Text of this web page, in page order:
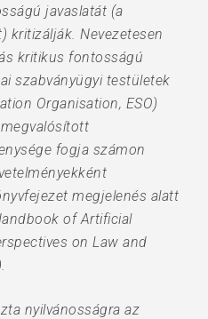
javaslatát (a
kritizálják. Nevezetesen
kritikus fontosságú
szabványügyi testületek
Organisation, ESO)
fogja számon
megjelenés alatt
of Artificial
on Law and
nyilvánosságra az